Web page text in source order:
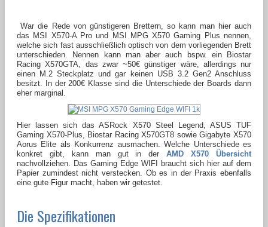
War die Rede von günstigeren Brettern, so kann man hier auch
das MSI X570-A Pro und MSI MPG X570 Gaming Plus nennen,
welche sich fast ausschließlich optisch von dem vorliegenden Brett
unterschieden. Nennen kann man aber auch bspw. ein Biostar
Racing X570GTA, das zwar ~50€ günstiger wäre, allerdings nur
einen M.2 Steckplatz und gar keinen USB 3.2 Gen2 Anschluss
besitzt. In der 200€ Klasse sind die Unterschiede der Boards dann
eher marginal.
Hier lassen sich das ASRock X570 Steel Legend, ASUS TUF
Gaming X570-Plus, Biostar Racing X570GT8 sowie Gigabyte X570
Aorus Elite als Konkurrenz ausmachen. Welche Unterschiede es
konkret gibt, kann man gut in derAMD X570 Übersicht
nachvollziehen. Das Gaming Edge WIFI braucht sich hier auf dem
Papier zumindest nicht verstecken. Ob es in der Praxis ebenfalls
eine gute Figur macht, haben wir getestet.
Die Spezifikationen